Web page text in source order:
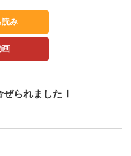
読み
画
られましたⅠ